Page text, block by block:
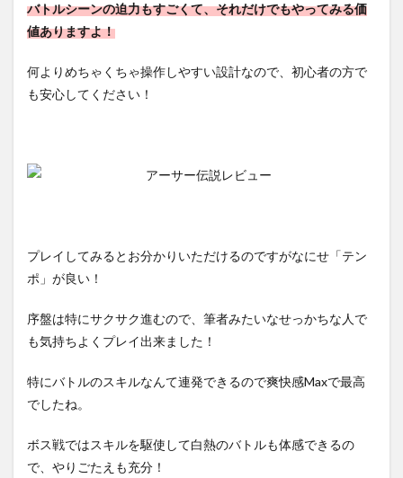
バトルシーンの迫力もすごくて、それだけでもやってみる価
値ありますよ！
何よりめちゃくちゃ操作しやすい設計なので、初心者の方で
も安心してください！
プレイしてみるとお分かりいただけるのですがなにせ「テン
ポ」が良い！
序盤は特にサクサク進むので、筆者みたいなせっかちな人で
も気持ちよくプレイ出来ました！
特にバトルのスキルなんて連発できるので爽快感Maxで最高
でしたね。
ボス戦ではスキルを駆使して白熱のバトルも体感できるの
で、やりごたえも充分！